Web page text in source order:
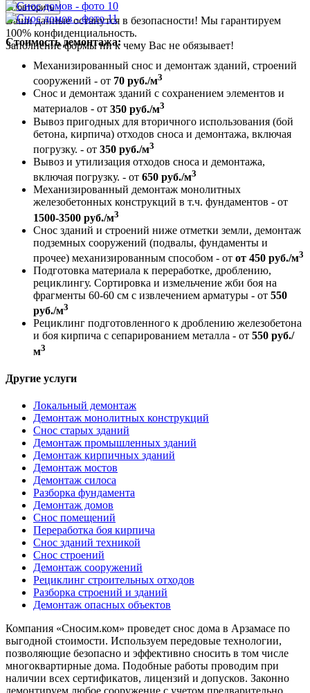
Повторить
Ваши данные останутся в безопасности! Мы гарантируем
100% конфиденциальность.
Заполнение формы ни к чему Вас не обязывает!
Стоимость демонтажа:
Механизированный снос и демонтаж зданий, строений
сооружений - от 70 руб./м3
Снос и демонтаж зданий с сохранением элементов и
материалов - от 350 руб./м3
Вывоз пригодных для вторичного использования (бой
бетона, кирпича) отходов сноса и демонтажа, включая
погрузку. - от 350 руб./м3
Вывоз и утилизация отходов сноса и демонтажа,
включая погрузку. - от 650 руб./м3
Механизированный демонтаж монолитных
железобетонных конструкций в т.ч. фундаментов - от
1500-3500 руб./м3
Снос зданий и строений ниже отметки земли, демонтаж
подземных сооружений (подвалы, фундаменты и
прочее) механизированным способом - от от 450 руб./м3
Подготовка материала к переработке, дроблению,
рециклингу. Сортировка и измельчение жби боя на
фрагменты 60-60 см с извлечением арматуры - от 550
руб./м3
Рециклинг подготовленного к дроблению железобетона
и боя кирпича с сепарированием металла - от 550 руб./
м3
Другие услуги
Локальный демонтаж
Демонтаж монолитных конструкций
Снос старых зданий
Демонтаж промышленных зданий
Демонтаж кирпичных зданий
Демонтаж мостов
Демонтаж силоса
Разборка фундамента
Демонтаж домов
Снос помещений
Переработка боя кирпича
Снос зданий техникой
Снос строений
Демонтаж сооружений
Рециклинг строительных отходов
Разборка строений и зданий
Демонтаж опасных объектов
Компания «Сносим.ком» проведет снос дома в Арзамасе по
выгодной стоимости. Используем передовые технологии,
позволяющие безопасно и эффективно сносить в том числе
многоквартирные дома. Подобные работы проводим при
наличии всех сертификатов, лицензий и допусков. Законно
демонтируем любое сооружение с учетом предварительно